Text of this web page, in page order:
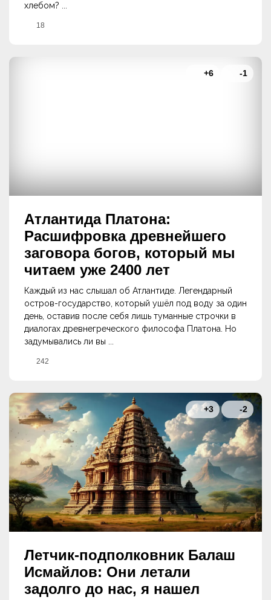
хлебом? ...
18
Атлантида Платона:
Расшифровка древнейшего
заговора богов, который мы
читаем уже 2400 лет
Каждый из нас слышал об Атлантиде. Легендарный
остров-государство, который ушёл под воду за один
день, оставив после себя лишь туманные строчки в
диалогах древнегреческого философа Платона. Но
задумывались ли вы ...
242
+6 -1
Летчик-подполковник Балаш
Исмайлов: Они летали
задолго до нас, я нашел
+3 -2